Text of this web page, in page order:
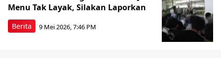
Berita
Menu Tak Layak, Silakan Laporkan
9 Mei 2026, 7:46 PM